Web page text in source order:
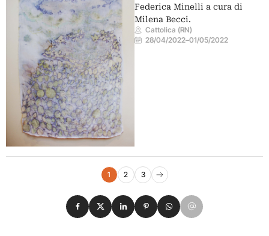
Federica Minelli a cura di
Milena Becci.
Cattolica (RN)
28/04/2022–01/05/2022
Navigazione eventi
1 2 3
Pagina successiva
Condividi su Facebook
Condividi su X
Condividi su LinkedIn
Condividi su Pinterest
Condividi su WhatsApp
Condividi su Email